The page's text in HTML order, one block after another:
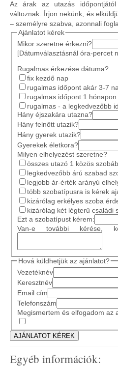
Az árak az utazás
változnak. Írjon nekünk, és
– személyre szabva, azonnali
Ajánlatot kérek
Mikor szeretne érkezni?
[Dátumválasztásnál óra-percet
Rugalmas érkezése dátuma?
fix kezdő nap
rugalmas időpont akár 3-7
rugalmas időpont 1
rugalmas - a legkedvezőbb
Hány éjszakára utazna?
Hány felnőtt utazik?
Hány gyerek utazik?
Gyerekek életkora?
Milyen elhelyezést szeretne?
összes utazó 1 közös
legkedvezőbb árú szabad
legjobb ár-érték arányú
több szobatípusra is kérek
kizárólag erkélyes szoba
kizárólag két légterű családi
Ezt a szobatípust kérem:
Van-e további kérése,
Hová küldhetjük az ajánlatot?
Vezetéknév
Keresztnév
Email cím
Telefonszám
Megismertem és elfogadom az
Egyéb információk: